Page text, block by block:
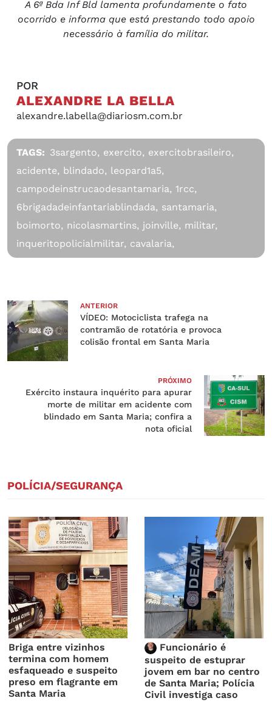
A 6ª Bda Inf Bld lamenta profundamente o fato
ocorrido e informa que está prestando todo apoio
necessário à família do militar.
POR
ALEXANDRE LA BELLA
alexandre.labella@diariosm.com.br
TAGS: 3sargento, exercito, exercitobrasileiro,
acidente, blindado, leopard1a5,
campodeinstrucaodesantamaria, 1rcc,
6brigadadeinfantariablindada, santamaria,
boimorto, nicolasmartins, joinville, militar,
inqueritopolicialmilitar, cavalaria,
ANTERIOR
VÍDEO: Motociclista trafega na
contramão de rotatória e provoca
colisão frontal em Santa Maria
PRÓXIMO
Exército instaura inquérito para apurar
morte de militar em acidente com
blindado em Santa Maria; confira a
nota oficial
POLÍCIA/SEGURANÇA
Briga entre vizinhos
termina com homem
esfaqueado e suspeito
preso em flagrante em
Santa Maria
Funcionário é
suspeito de estuprar
jovem em bar no centro
de Santa Maria; Polícia
Civil investiga caso